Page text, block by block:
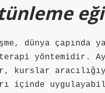
dünya
yöntemidir.
kurslar
içinde